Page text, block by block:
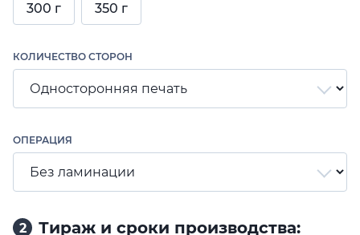
300 г 350 г
КОЛИЧЕСТВО СТОРОН
ОПЕРАЦИЯ
2 Тираж и сроки производства: